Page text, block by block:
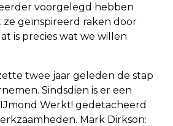
voorgelegd hebben
geïnspireerd raken door
is precies wat we willen
twee jaar geleden de stap
Sindsdien is er een
Werkt! gedetacheerd
Mark Dirkson: